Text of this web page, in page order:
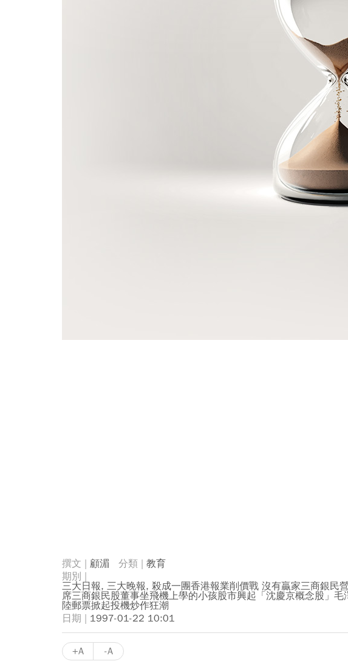
顧湄
教育
三大日報, 三大晚報, 殺成一團香港報業削價戰 沒有贏家三商銀民
席三商銀民股董事坐飛機上學的小孩股市興起「沈慶京概念股」
陸郵票掀起投機炒作狂潮
1997-01-22 10:01
+A -A